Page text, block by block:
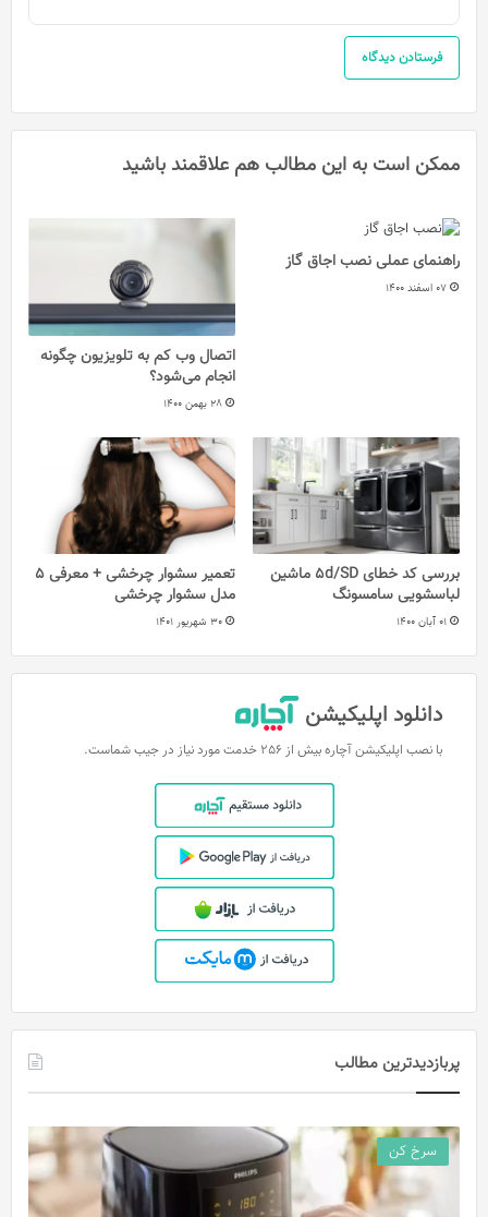
ممکن است به این مطالب هم علاقمند باشید
راهنمای عملی نصب اجاق گاز
07 اسفند 1400
اتصال وب کم به تلویزیون چگونه
انجام می‌شود؟
28 بهمن 1400
بررسی کد خطای 5d/SD ماشین
لباسشویی سامسونگ
01 آبان 1400
تعمیر سشوار چرخشی + معرفی 5
مدل‌ سشوار چرخشی
30 شهریور 1401
دانلود اپلیکیشن
با نصب اپلیکیشن آچاره بیش از 256 خدمت مورد نیاز در جیب شماست.
پربازدیدترین مطالب
سرخ کن